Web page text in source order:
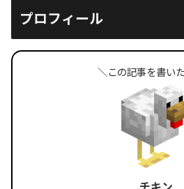
プロフィール
＼この記事を書い